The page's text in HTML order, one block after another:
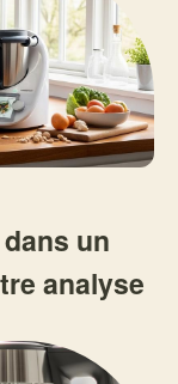
un
analyse